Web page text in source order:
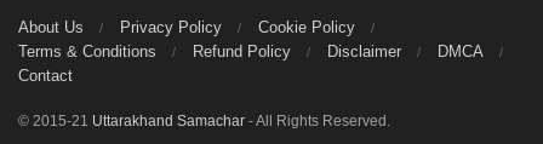
About Us Privacy Policy
Cookie Policy
Terms & Conditions
Refund Policy Disclaimer
DMCA
Contact
© 2015-21 Uttarakhand Samachar - All Rights Reserved.